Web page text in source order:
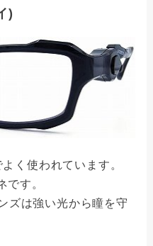
)
く使われています。
です。
ズは強い光から瞳を守